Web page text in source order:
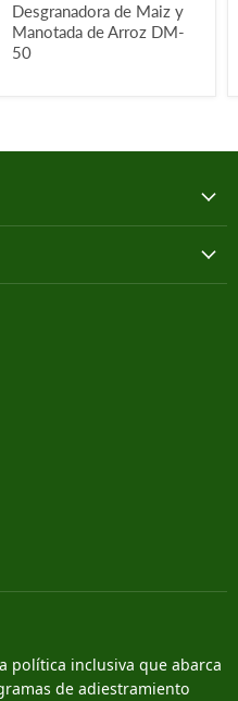
Desgranadora de Maiz y
Manotada de Arroz DM-
50
en Youtubeen LinkedInen Correo
política inclusiva que abarca
de adiestramiento